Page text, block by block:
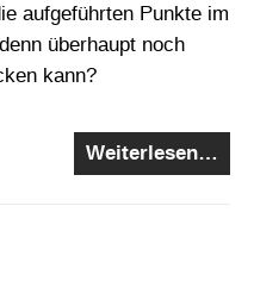
aufgeführten Punkte im
überhaupt noch
kann?
Weiterlesen…